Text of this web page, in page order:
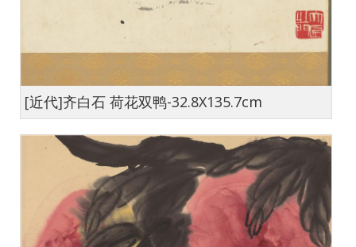
[近代]齐白石 荷花双鸭-32.8X135.7cm